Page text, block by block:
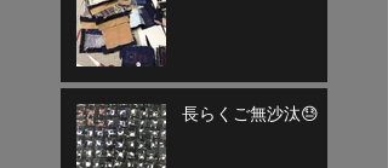
長らくご無沙汰😓